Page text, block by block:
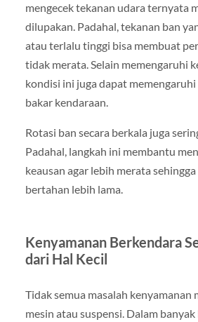
mengecek tekanan udara ternyata
dilupakan. Padahal, tekanan ban
atau terlalu tinggi bisa membuat
tidak merata. Selain memengaruhi
kondisi ini juga dapat
bakar kendaraan.
Rotasi ban secara berkala juga
Padahal, langkah ini membantu
keausan agar lebih merata
bertahan lebih lama.
Kenyamanan Berkendara
dari Hal Kecil
Tidak semua masalah kenyamanan
mesin atau suspensi. Dalam